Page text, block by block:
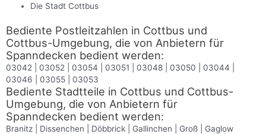
Die Stadt Cottbus
Bediente Postleitzahlen in Cottbus und
Cottbus-Umgebung, die von Anbietern für
Spanndecken bedient werden:
03042 | 03052 | 03054 | 03051 | 03048 | 03050 | 03044 |
03046 | 03055 | 03053
Bediente Stadtteile in Cottbus und Cottbus-
Umgebung, die von Anbietern für
Spanndecken bedient werden:
Branitz | Dissenchen | Döbbrick | Gallinchen | Groß | Gaglow